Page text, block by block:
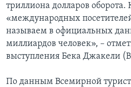
триллиона долларов оборота.
«международных
называем в официальных
миллиардов человек», –
выступления Бека Джакели
По данным Всемирной